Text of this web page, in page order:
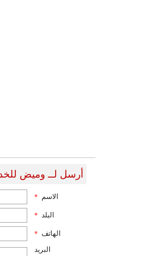
أرسل لــ وميض
الاسم *
البلد *
الهاتف *
البريد